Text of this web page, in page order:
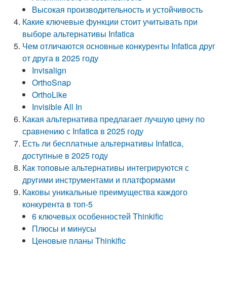
Высокая производительность и устойчивость
Какие ключевые функции стоит учитывать при
выборе альтернативы Infatica
Чем отличаются основные конкуренты Infatica друг
от друга в 2025 году
Invisalign
OrthoSnap
OrthoLike
Invisible All In
Какая альтернатива предлагает лучшую цену по
сравнению с Infatica в 2025 году
Есть ли бесплатные альтернативы Infatica,
доступные в 2025 году
Как топовые альтернативы интегрируются с
другими инструментами и платформами
Каковы уникальные преимущества каждого
конкурента в топ-5
6 ключевых особенностей Thinkific
Плюсы и минусы
Ценовые планы Thinkific